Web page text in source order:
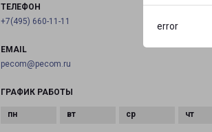
error
ТЕЛЕФОН
+7(495) 660-11-11
EMAIL
pecom@pecom.ru
ГРАФИК РАБОТЫ